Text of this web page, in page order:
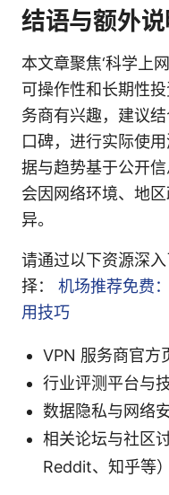
结语与额外说
本文章聚焦‘科学上
可操作性和长期性
务商有兴趣，建议
口碑，进行实际使
据与趋势基于公开
会因网络环境、地
异。
请通过以下资源深
择： 机场推荐免费
用技巧
VPN 服务商官方
行业评测平台与
数据隐私与网络
相关论坛与社区
Reddit、知乎等）